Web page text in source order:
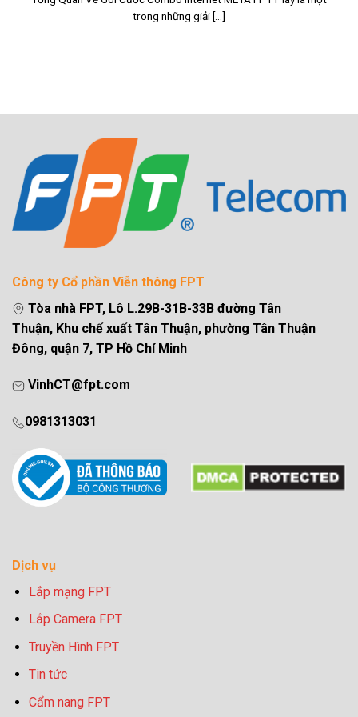
trong những giải [...]
Công ty Cổ phần Viễn thông FPT
Tòa nhà FPT, Lô L.29B-31B-33B đường Tân
Thuận, Khu chế xuất Tân Thuận, phường Tân Thuận
Đông, quận 7, TP Hồ Chí Minh
VinhCT@fpt.com
0981313031
Dịch vụ
Lắp mạng FPT
Lắp Camera FPT
Truyền Hình FPT
Tin tức
Cẩm nang FPT